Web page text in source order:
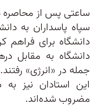
ساعتی پس از محاصره
سپاه پاسداران به
دانشگاه برای فراهم
دانشگاه به مقابل
جمله در «انرژی»
این استادان نیز
مضروب شده‌اند.